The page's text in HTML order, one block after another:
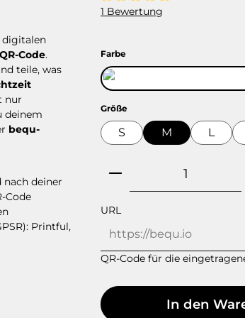
Durchschnittliche
1 Bewertung
Farbeauswählen
Größeauswählen
S M L
Produkt
URL
QR-Code für die
In den
digitalen
Code.
teile, was
nur
deinem
bequ-
nach deiner
Code
Printful,